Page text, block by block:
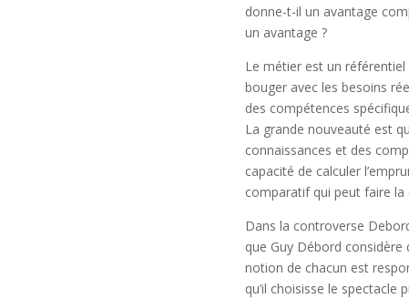
donne-t-il un avantage
un avantage ?
Le métier est un
bouger avec les besoins
des compétences
La grande nouveauté est
connaissances et des
capacité de calculer
comparatif qui peut faire la
Dans la controverse
que Guy Débord
notion de chacun est
qu’il choisisse le spectacle